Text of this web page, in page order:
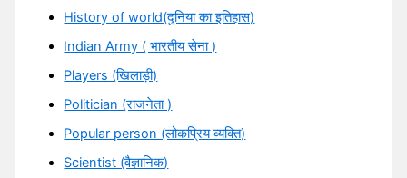
History of world(दुनिया का इतिहास)
Indian Army ( भारतीय सेना )
Players (खिलाड़ी)
Politician (राजनेता )
Popular person (लोकप्रिय व्यक्ति)
Scientist (वैज्ञानिक)